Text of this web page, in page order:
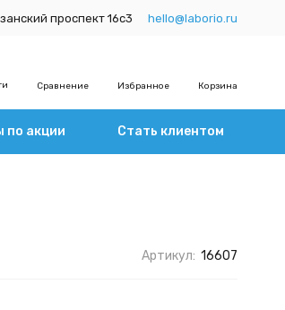
проспект 16с3 hello@laborio.ru
Сравнение Избранное Корзина
по акции Стать клиентом
Артикул: 16607